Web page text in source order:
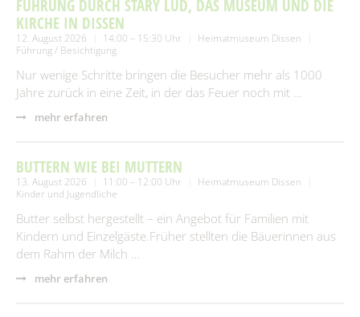
FÜHRUNG DURCH STARY LUD, DAS MUSEUM UND DIE
KIRCHE IN DISSEN
12. August 2026 14:00 – 15:30 Uhr
Heimatmuseum Dissen
Führung / Besichtigung
Nur wenige Schritte bringen die Besucher mehr als 1000
Jahre zurück in eine Zeit, in der das Feuer noch mit …
mehr erfahren
BUTTERN WIE BEI MUTTERN
13. August 2026 11:00 – 12:00 Uhr
Heimatmuseum Dissen
Kinder und Jugendliche
Butter selbst hergestellt – ein Angebot für Familien mit
Kindern und Einzelgäste.Früher stellten die Bäuerinnen aus
dem Rahm der Milch …
mehr erfahren